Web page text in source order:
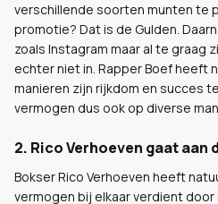
verschillende soorten munten te
promotie? Dat is de Gulden.
zoals Instagram maar al te graag
echter niet in. Rapper Boef heeft
manieren zijn rijkdom en succes
vermogen dus ook op diverse
2. Rico Verhoeven gaat aan
Bokser Rico Verhoeven heeft
vermogen bij elkaar verdient